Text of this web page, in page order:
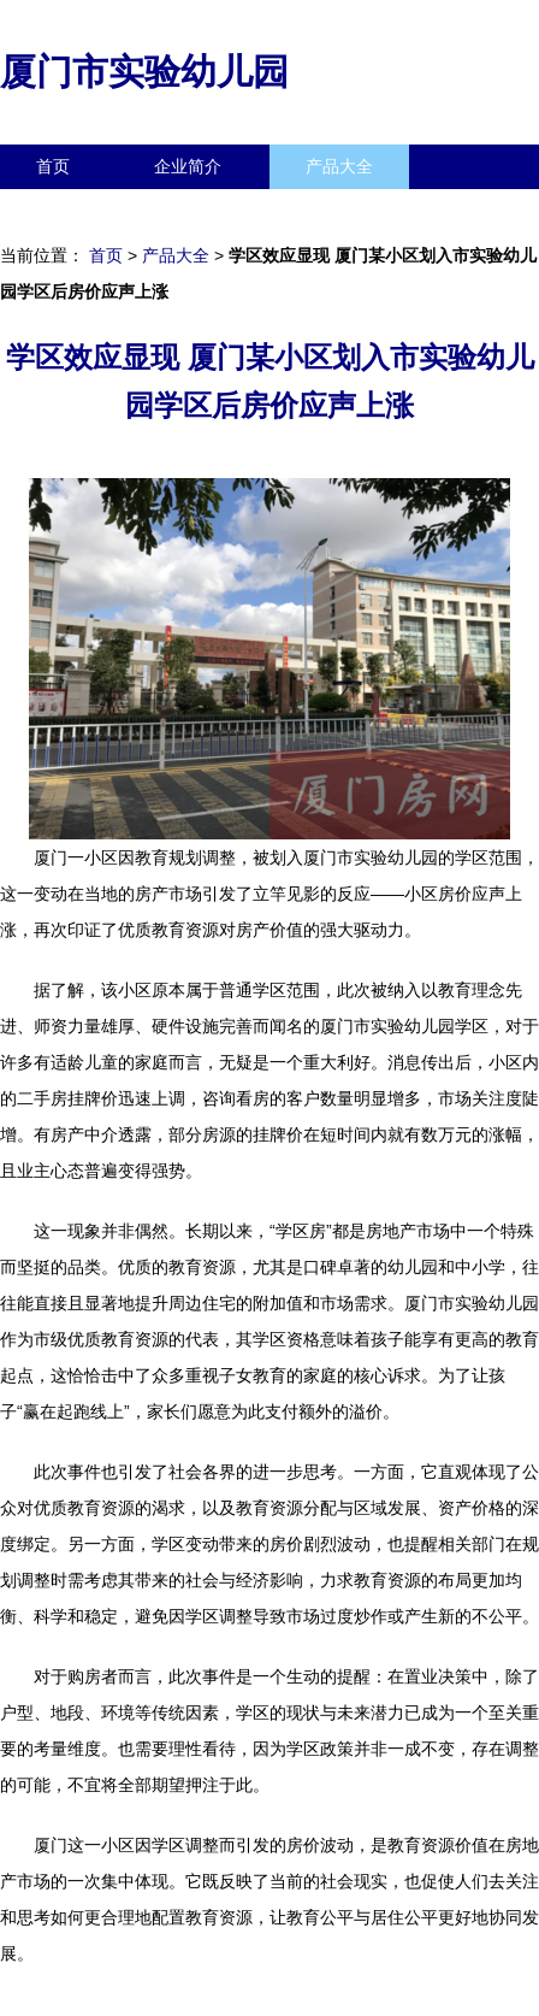
厦门市实验幼儿园
首页 企业简介 产品大全
当前位置： 首页 > 产品大全 > 学区效应显现 厦门某小区划入市实验幼儿
园学区后房价应声上涨
学区效应显现 厦门某小区划入市实验幼儿
园学区后房价应声上涨
厦门一小区因教育规划调整，被划入厦门市实验幼儿园的学区范围，
这一变动在当地的房产市场引发了立竿见影的反应——小区房价应声上
涨，再次印证了优质教育资源对房产价值的强大驱动力。
据了解，该小区原本属于普通学区范围，此次被纳入以教育理念先
进、师资力量雄厚、硬件设施完善而闻名的厦门市实验幼儿园学区，对于
许多有适龄儿童的家庭而言，无疑是一个重大利好。消息传出后，小区内
的二手房挂牌价迅速上调，咨询看房的客户数量明显增多，市场关注度陡
增。有房产中介透露，部分房源的挂牌价在短时间内就有数万元的涨幅，
且业主心态普遍变得强势。
这一现象并非偶然。长期以来，“学区房”都是房地产市场中一个特殊
而坚挺的品类。优质的教育资源，尤其是口碑卓著的幼儿园和中小学，往
往能直接且显著地提升周边住宅的附加值和市场需求。厦门市实验幼儿园
作为市级优质教育资源的代表，其学区资格意味着孩子能享有更高的教育
起点，这恰恰击中了众多重视子女教育的家庭的核心诉求。为了让孩
子“赢在起跑线上”，家长们愿意为此支付额外的溢价。
此次事件也引发了社会各界的进一步思考。一方面，它直观体现了公
众对优质教育资源的渴求，以及教育资源分配与区域发展、资产价格的深
度绑定。另一方面，学区变动带来的房价剧烈波动，也提醒相关部门在规
划调整时需考虑其带来的社会与经济影响，力求教育资源的布局更加均
衡、科学和稳定，避免因学区调整导致市场过度炒作或产生新的不公平。
对于购房者而言，此次事件是一个生动的提醒：在置业决策中，除了
户型、地段、环境等传统因素，学区的现状与未来潜力已成为一个至关重
要的考量维度。也需要理性看待，因为学区政策并非一成不变，存在调整
的可能，不宜将全部期望押注于此。
厦门这一小区因学区调整而引发的房价波动，是教育资源价值在房地
产市场的一次集中体现。它既反映了当前的社会现实，也促使人们去关注
和思考如何更合理地配置教育资源，让教育公平与居住公平更好地协同发
展。